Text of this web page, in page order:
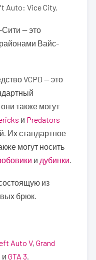
Auto: Vice City.
— это
Вайс-
VCPD — это
также могут
и Predators
Их стандартное
могут носить
и дубинки.
из
брюк.
Auto V, Grand
и GTA 3.